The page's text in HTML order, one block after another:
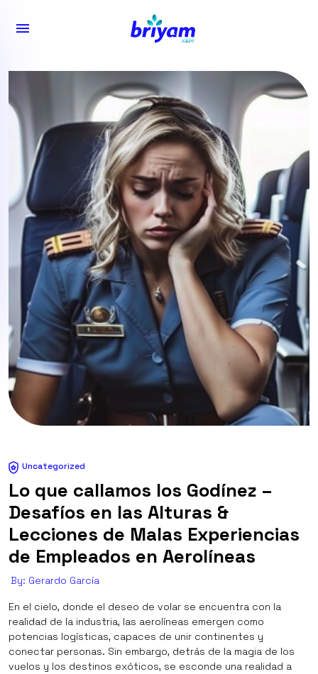
Uncategorized
Lo que callamos los Godínez –
Desafíos en las Alturas &
Lecciones de Malas Experiencias
de Empleados en Aerolíneas
By: Gerardo García
En el cielo, donde el deseo de volar se encuentra con la
realidad de la industria, las aerolíneas emergen como
potencias logísticas, capaces de unir continentes y
conectar personas. Sin embargo, detrás de la magia de los
vuelos y los destinos exóticos, se esconde una realidad a